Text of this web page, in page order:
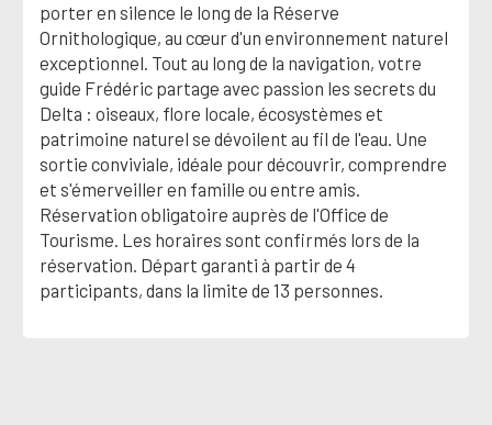
porter en silence le long de la Réserve
Ornithologique, au cœur d'un environnement naturel
exceptionnel. Tout au long de la navigation, votre
guide Frédéric partage avec passion les secrets du
Delta : oiseaux, flore locale, écosystèmes et
patrimoine naturel se dévoilent au fil de l'eau. Une
sortie conviviale, idéale pour découvrir, comprendre
et s'émerveiller en famille ou entre amis.
Réservation obligatoire auprès de l'Office de
Tourisme. Les horaires sont confirmés lors de la
réservation. Départ garanti à partir de 4
participants, dans la limite de 13 personnes.